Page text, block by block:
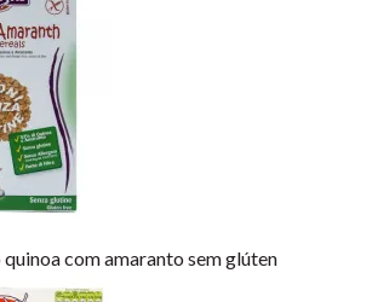
quinoa com amaranto sem glúten